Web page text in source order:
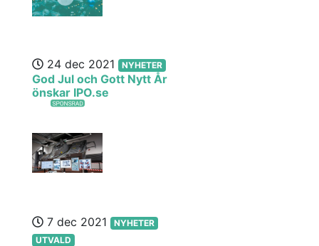
24 dec 2021 NYHETER
God Jul och Gott Nytt År
önskar IPO.se
7 dec 2021
NYHETER
UTVALD